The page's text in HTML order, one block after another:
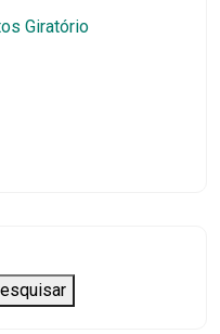
Giratório